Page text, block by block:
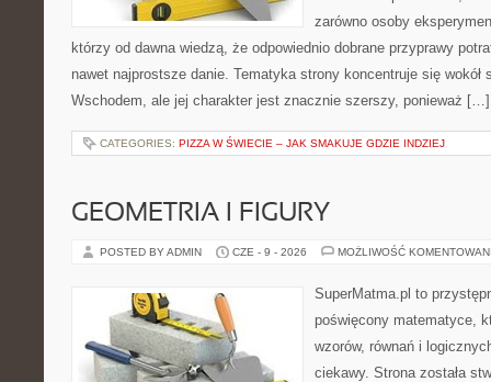
zarówno osoby
którzy od dawna wiedzą, że odpowiednio dobrane przyprawy
nawet najprostsze danie. Tematyka strony koncentruje się wokół
Wschodem, ale jej charakter jest znacznie szerszy, ponieważ […]
CATEGORIES: PIZZA W ŚWIECIE – JAK SMAKUJE GDZIE INDZIEJ
GEOMETRIA I FIGURY
POSTED BY ADMIN CZE - 9 - 2026 MOŻLIWOŚĆ
SuperMatma.pl to
poświęcony matematyce,
wzorów, równań i
ciekawy. Strona została